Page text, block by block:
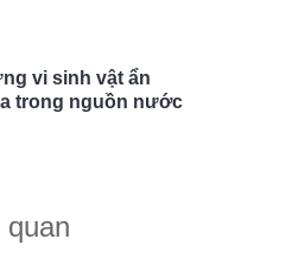
vi sinh vật ẩn
trong nguồn nước
quan